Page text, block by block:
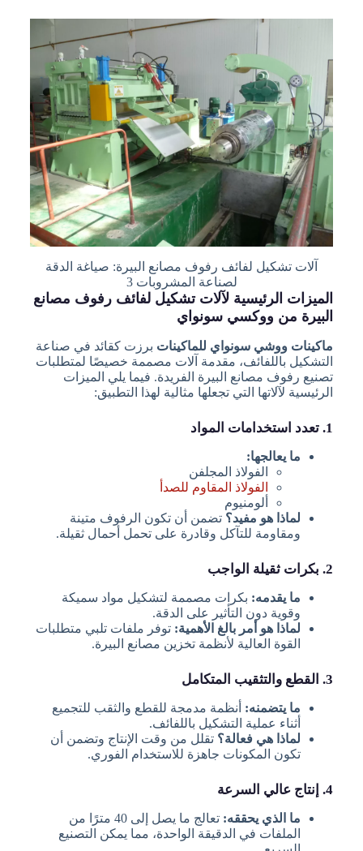
آلات تشكيل لفائف رفوف مصانع البيرة: صياغة الدقة
لصناعة المشروبات 3
الميزات الرئيسية لآلات تشكيل لفائف رفوف مصانع
البيرة من ووكسي سونواي
ماكينات ووشي سونواي للماكينات برزت كقائد في صناعة
التشكيل باللفائف، مقدمة آلات مصممة خصيصًا لمتطلبات
تصنيع رفوف مصانع البيرة الفريدة. فيما يلي الميزات
الرئيسية لآلاتها التي تجعلها مثالية لهذا التطبيق:
1. تعدد استخدامات المواد
ما يعالجها:
الفولاذ المجلفن
الفولاذ المقاوم للصدأ
ألومنيوم
لماذا هو مفيد؟ تضمن أن تكون الرفوف متينة
ومقاومة للتآكل وقادرة على تحمل أحمال ثقيلة.
2. بكرات ثقيلة الواجب
ما يقدمه: بكرات مصممة لتشكيل مواد سميكة
وقوية دون التأثير على الدقة.
لماذا هو أمر بالغ الأهمية: توفر ملفات تلبي متطلبات
القوة العالية لأنظمة تخزين مصانع البيرة.
3. القطع والتثقيب المتكامل
ما يتضمنه: أنظمة مدمجة للقطع والثقب للتجميع
أثناء عملية التشكيل باللفائف.
لماذا هي فعالة؟ تقلل من وقت الإنتاج وتضمن أن
تكون المكونات جاهزة للاستخدام الفوري.
4. إنتاج عالي السرعة
ما الذي يحققه:
تعالج ما يصل إلى 40 مترًا من
الملفات في الدقيقة الواحدة، مما يمكن التصنيع